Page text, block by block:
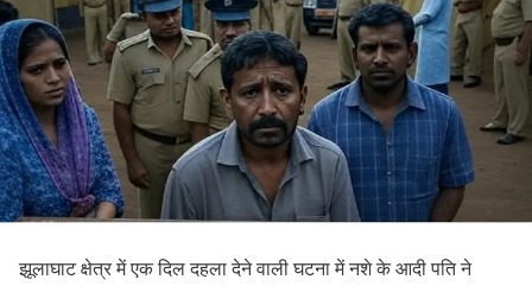
झूलाघाट क्षेत्र में एक दिल दहला देने वाली घटना में नशे के आदी पति ने